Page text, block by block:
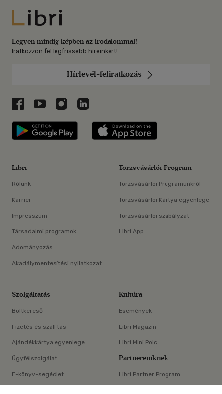
Libri
Legyen mindig képben az irodalommal!
Iratkozzon fel legfrissebb híreinkért!
Hírlevél-feliratkozás
Libri a Facebookon
Libri a Youtube-on
Libri az Instagramon
Libri a LinkedInen
Libri applikáció Szerezd meg: Google
Libri
Rólunk
Karrier
Impresszum
Társadalmi programok
Adományozás
Akadálymentesítési nyilatkozat
Törzsvásárlói Program
Törzsvásárlói Programunkról
Törzsvásárlói Kártya egyenlege
Törzsvásárlói szabályzat
Libri App
Szolgáltatás
Boltkereső
Fizetés és szállítás
Ajándékkártya egyenlege
Ügyfélszolgálat
E-könyv-segédlet
Kultúra
Események
Libri Magazin
Libri Mini Polc
Partnereinknek
Libri Partner Program